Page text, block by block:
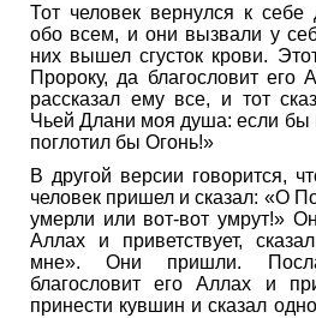
Тот человек вернулся к себе
обо всем, и они вызвали у
них вышел сгусток крови.
Пророку, да благословит его
рассказал ему все, и тот
Чьей Длани моя душа: если бы
поглотил бы Огонь!»
В другой версии говорится,
человек пришел и сказал: «О
умерли или вот-вот умрут!»
Аллах и приветствует,
мне». Они пришли.
благословит его Аллах и
принести кувшин и сказал